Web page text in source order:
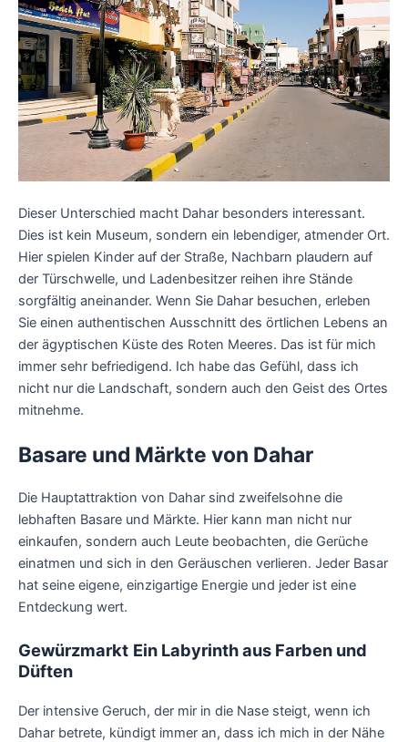
Dieser Unterschied macht Dahar besonders interessant.
Dies ist kein Museum, sondern ein lebendiger, atmender Ort.
Hier spielen Kinder auf der Straße, Nachbarn plaudern auf
der Türschwelle, und Ladenbesitzer reihen ihre Stände
sorgfältig aneinander. Wenn Sie Dahar besuchen, erleben
Sie einen authentischen Ausschnitt des örtlichen Lebens an
der ägyptischen Küste des Roten Meeres. Das ist für mich
immer sehr befriedigend. Ich habe das Gefühl, dass ich
nicht nur die Landschaft, sondern auch den Geist des Ortes
mitnehme.
Basare und Märkte von Dahar
Die Hauptattraktion von Dahar sind zweifelsohne die
lebhaften Basare und Märkte. Hier kann man nicht nur
einkaufen, sondern auch Leute beobachten, die Gerüche
einatmen und sich in den Geräuschen verlieren. Jeder Basar
hat seine eigene, einzigartige Energie und jeder ist eine
Entdeckung wert.
Gewürzmarkt Ein Labyrinth aus Farben und
Düften
Der intensive Geruch, der mir in die Nase steigt, wenn ich
Dahar betrete, kündigt immer an, dass ich mich in der Nähe